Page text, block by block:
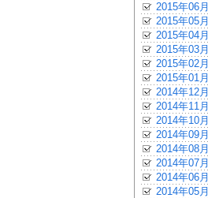
2015年06月
2015年05月
2015年04月
2015年03月
2015年02月
2015年01月
2014年12月
2014年11月
2014年10月
2014年09月
2014年08月
2014年07月
2014年06月
2014年05月